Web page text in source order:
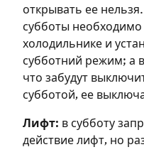
открывать ее
субботы
холодильнике и
субботний режим; а
что забудут
субботой, ее
Лифт: в субботу
действие лифт, но